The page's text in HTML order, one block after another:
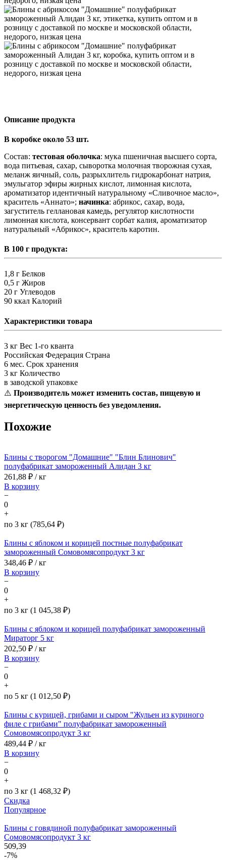
Описание продукта
В коробке около 53 шт.
Состав: тестовая оболочка: мука пшеничная высшего сорта,
вода питьевая, сахар, сыворотка молочная творожная сухая,
меланж яичный, соль, разрыхлитель гидрокарбонат натрия,
эмульгатор эфиры жирных кислот, лимонная кислота,
ароматизатор идентичный натуральному «Сливочное масло»,
краситель «Аннато»; начинка: абрикос, сахар, вода,
загуститель геллановая камедь, регулятор кислотности
лимонная кислота, консервант сорбат калия, ароматизатор
натуральный «Абрикос», краситель каротин.
В 100 г продукта:
1,8 г Белков
0,5 г Жиров
20 г Углеводов
90 ккал Калорий
Характеристики товара
3 кг Вес 1-го кванта
Российская Федерация Страна
6 мес. Срок хранения
3 кг Количество
в заводской упаковке
⚠️ Производитель может изменить состав, пищевую и
энергетическую ценность без уведомления.
Похожие
Блины с творогом "Домашние" "Блин Блинович"
полуфабрикат замороженный Алидан 3 кг
261,88 ₽ / кг
В корзину
−
0
+
по 3 кг (785,64 ₽)
Блины с яблоком и корицей постные полуфабрикат
замороженный Сомовомясопродукт 3 кг
348,46 ₽ / кг
В корзину
−
0
+
по 3 кг (1 045,38 ₽)
Блины с яблоком и корицей полуфабрикат замороженный
Мираторг 5 кг
202,50 ₽ / кг
В корзину
−
0
+
по 5 кг (1 012,50 ₽)
Блины с курицей, грибами и сыром "Жульен из куриного
филе с грибами" полуфабрикат замороженный
Сомовомясопродукт 3 кг
489,44 ₽ / кг
В корзину
−
0
+
по 3 кг (1 468,32 ₽)
Скидка
Популярное
Блины с говядиной полуфабрикат замороженный
Сомовомясопродукт 3 кг
509,39
-7%